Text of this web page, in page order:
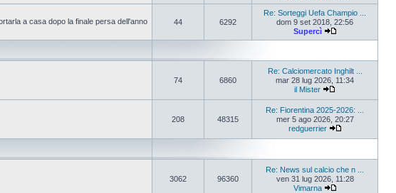
a casa dopo la finale persa dell'anno
44 6292
Re: Sorteggi Uefa Champio ...
dom 9 set 2018, 22:56
Supercì
74 6860
Re: Calciomercato Inghilt ...
mar 28 lug 2026, 11:34
il Mister
208 48315
Re: Fiorentina 2025-2026: ...
mer 5 ago 2026, 20:27
redguerrier
3062 96360
Re: News sul calcio che n ...
ven 31 lug 2026, 11:28
Vimarna